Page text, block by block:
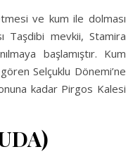
ve kum ile dolması
Taşdibi mevkii, Stamira
başlamıştır. Kum
Selçuklu Dönemi’ne
kadar Pirgos Kalesi